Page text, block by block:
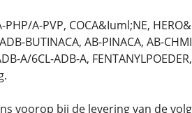
PHP/A-PVP, COCA&Iuml;NE,
BUTINACA, AB-PINACA, AB-
A/6CL-ADB-A,
voorop bij de levering van de